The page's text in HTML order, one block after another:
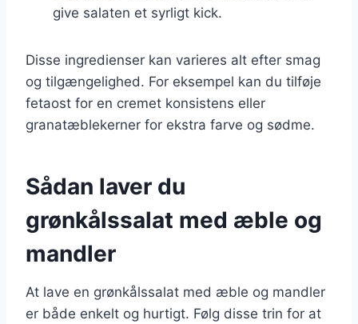
give salaten et syrligt kick.
Disse ingredienser kan varieres alt efter smag
og tilgængelighed. For eksempel kan du tilføje
fetaost for en cremet konsistens eller
granatæblekerner for ekstra farve og sødme.
Sådan laver du
grønkålssalat med æble og
mandler
At lave en grønkålssalat med æble og mandler
er både enkelt og hurtigt. Følg disse trin for at